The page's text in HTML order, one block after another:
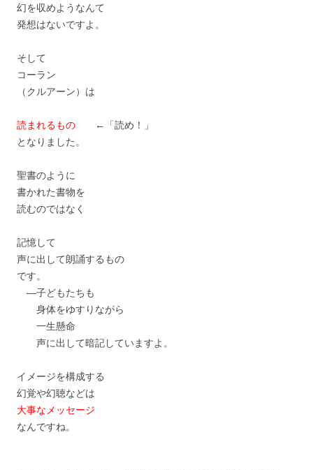
幻を収めようなんて
発想はないですよ。
そして
コーラン
（クルアーン）は
読まれるもの ←「読め！」
となりました。
聖書のように
書かれた書物を
読むのではなく
記憶して
声に出して朗誦するもの
です。
―子どもたちも
身体をゆすりながら
一生懸命
声に出して暗記していますよ。
イメージを構成する
幻覚や幻聴などは
大事なメッセージ
なんですね。